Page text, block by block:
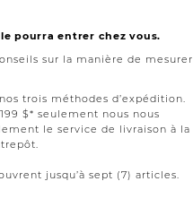
pourra entrer chez vous.
sur la manière de mesurer
trois méthodes d’expédition.
$* seulement nous nous
le service de livraison à la
jusqu’à sept (7) articles.